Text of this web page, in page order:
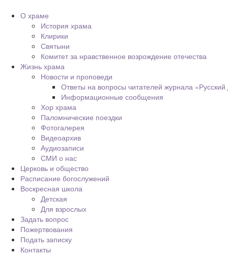
О храме
История храма
Клирики
Святыни
Комитет за нравственное возрождение отечества
Жизнь храма
Новости и проповеди
Ответы на вопросы читателей журнала
Информационные сообщения
Хор храма
Паломнические поездки
Фотогалерея
Видеоархив
Аудиозаписи
СМИ о нас
Церковь и общество
Расписание богослужений
Воскресная школа
Детская
Для взрослых
Задать вопрос
Пожертвования
Подать записку
Контакты